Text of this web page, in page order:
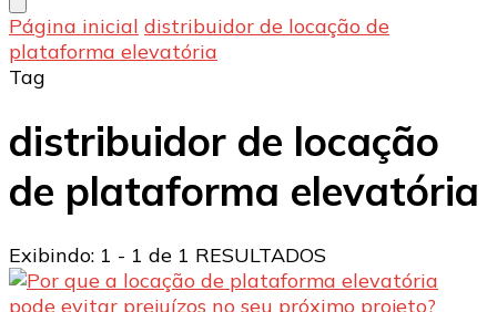
Página inicial distribuidor de locação de
plataforma elevatória
Tag
distribuidor de locação
de plataforma elevatória
Exibindo: 1 - 1 de 1 RESULTADOS